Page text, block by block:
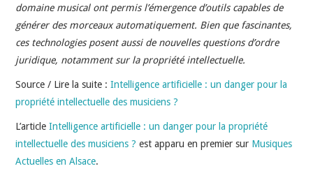
INDÉPENDANTS
DOKO
domaine musical ont permis l’émergence d’outils capables de
générer des morceaux automatiquement. Bien que fascinantes,
ces technologies posent aussi de nouvelles questions d’ordre
juridique, notamment sur la propriété intellectuelle.
Source / Lire la suite :Intelligence artificielle : un danger pour la
propriété intellectuelle des musiciens ?
L’articleIntelligence artificielle : un danger pour la propriété
intellectuelle des musiciens ? est apparu en premier sur Musiques
Actuelles en Alsace.